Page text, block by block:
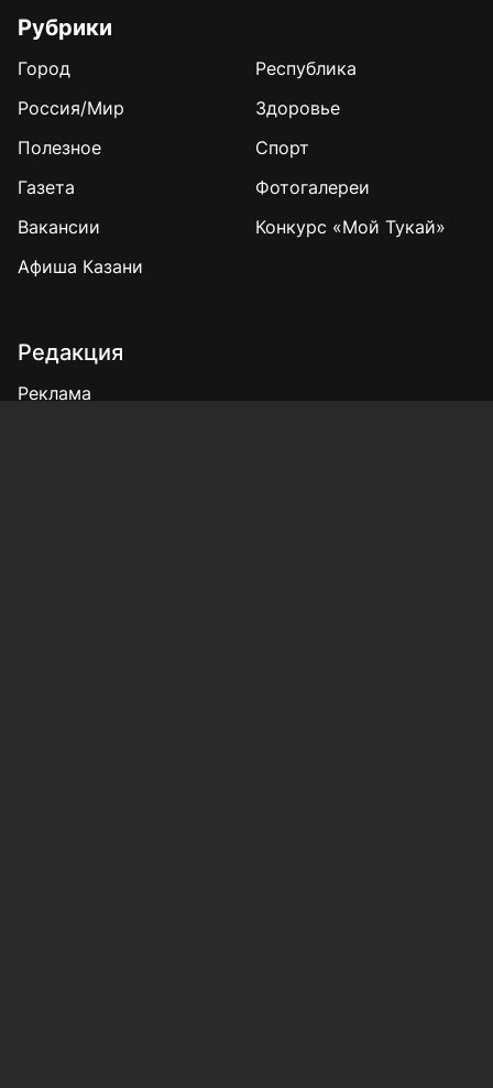
Рубрики
Город
Республика
Россия/Мир
Здоровье
Полезное
Спорт
Газета
Фотогалереи
Вакансии
Конкурс «Мой Тукай»
Афиша Казани
Редакция
Реклама